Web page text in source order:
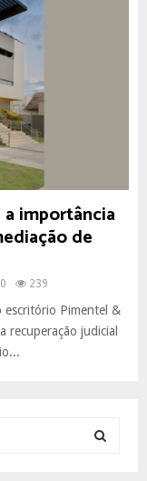
importância
de
0 239
escritório Pimentel &
recuperação judicial